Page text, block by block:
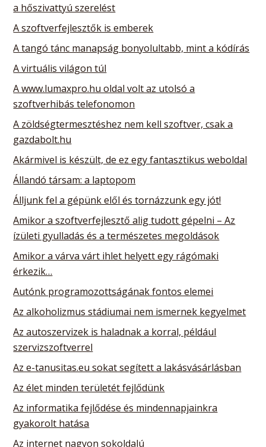
a hőszivattyú szerelést
A szoftverfejlesztők is emberek
A tangó tánc manapság bonyolultabb, mint a kódírás
A virtuális világon túl
A www.lumaxpro.hu oldal volt az utolsó a
szoftverhibás telefonomon
A zöldségtermesztéshez nem kell szoftver, csak a
gazdabolt.hu
Akármivel is készült, de ez egy fantasztikus weboldal
Állandó társam: a laptopom
Álljunk fel a gépünk elől és tornázzunk egy jót!
Amikor a szoftverfejlesztő alig tudott gépelni – Az
ízületi gyulladás és a természetes megoldások
Amikor a várva várt ihlet helyett egy rágómaki
érkezik…
Autónk programozottságának fontos elemei
Az alkoholizmus stádiumai nem ismernek kegyelmet
Az autoszervizek is haladnak a korral, például
szervizszoftverrel
Az e-tanusitas.eu sokat segített a lakásvásárlásban
Az élet minden területét fejlődünk
Az informatika fejlődése és mindennapjainkra
gyakorolt hatása
Az internet nagyon sokoldalú